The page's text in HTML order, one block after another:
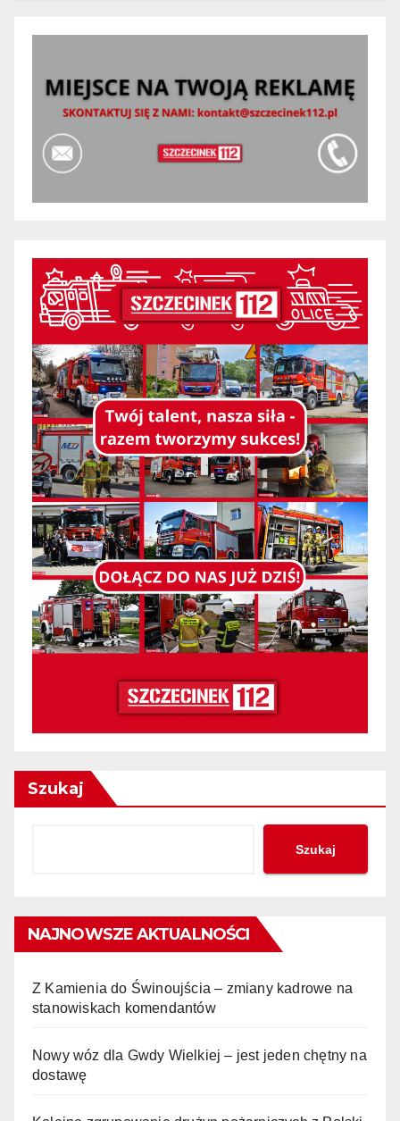
Szukaj
Szukaj
NAJNOWSZE AKTUALNOŚCI
Z Kamienia do Świnoujścia – zmiany kadrowe na
stanowiskach komendantów
Nowy wóz dla Gwdy Wielkiej – jest jeden chętny na
dostawę